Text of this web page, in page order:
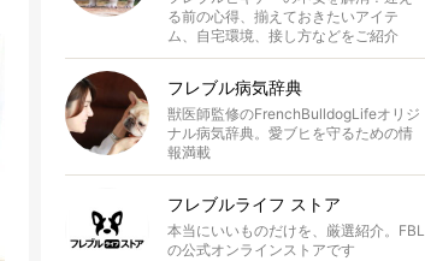
る前の心得、揃えておきたいアイテ
ム、自宅環境、接し方などをご紹介
フレブル病気辞典
獣医師監修のFrenchBulldogLifeオリジ
ナル病気辞典。愛ブヒを守るための情
報満載
フレブルライフ ストア
本当にいいものだけを、厳選紹介。FBL
の公式オンラインストアです